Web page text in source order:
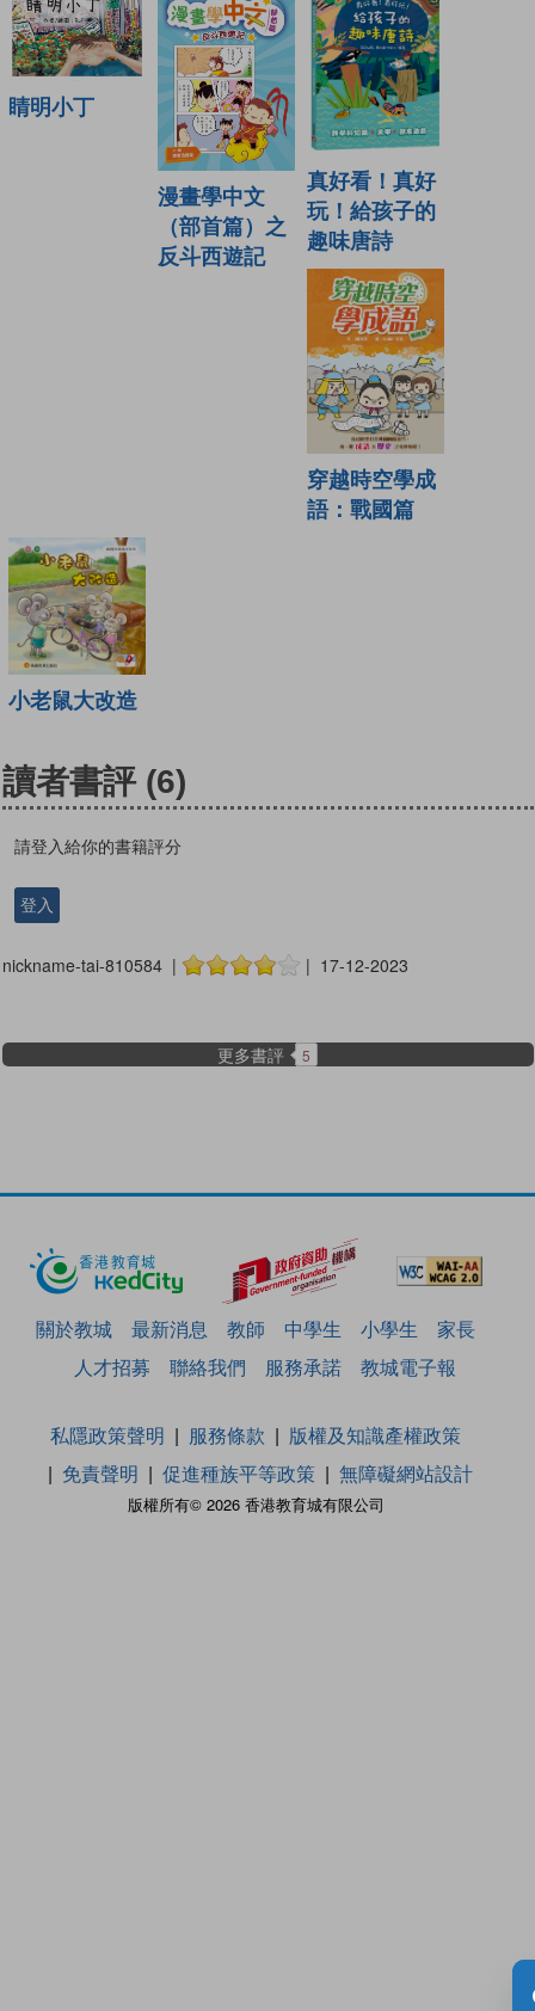
睛明小丁
漫畫學中文
（部首篇）之
反斗西遊記
真好看！真好
玩！給孩子的
趣味唐詩
穿越時空學成
語：戰國篇
小老鼠大改造
讀者書評 (6)
請登入給你的書籍評分
登入
nickname-tai-810584 | | 17-12-2023
更多書評 5
關於教城 最新消息 教師 中學生 小學生
家長
人才招募
聯絡我們 服務承諾 教城電子報
版權所有© 2026 香港教育城有限公司
私隱政策聲明 服務條款
版權及知識產權政策
免責聲明
促進種族平等政策 無障礙網站設計